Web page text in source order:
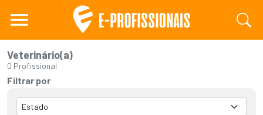
Veterinário(a)
0 Profissional
Filtrar por